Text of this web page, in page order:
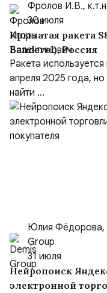
Фролов И.В.,
30 июля
Крылатая ракета
Banderol), Россия
Ракета
апреля 2025 года,
найти ...
Юлия Фёдорова,
Group
31 июля
Нейропоиск
электронной